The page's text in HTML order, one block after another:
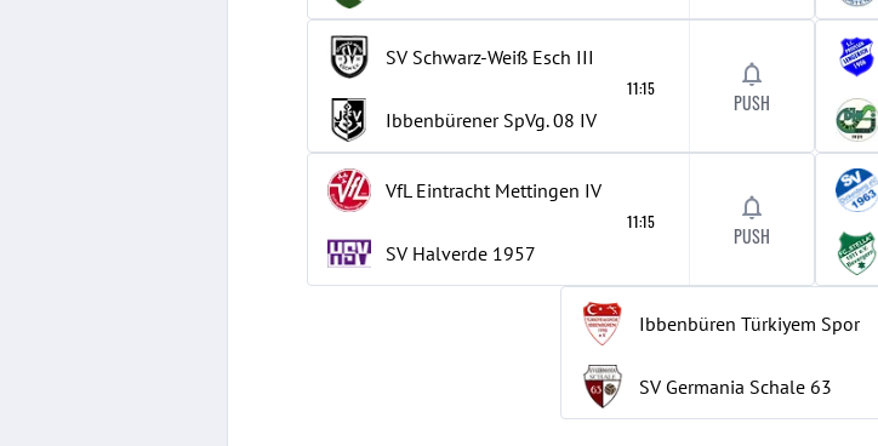
SV Schwarz-Weiß Esch III
Ibbenbürener SpVg. 08 IV
11:15
PUSH
VfL Eintracht Mettingen IV
SV Halverde 1957
11:15
PUSH
Ibbenbüren Türkiyem Spor
SV Germania Schale 63